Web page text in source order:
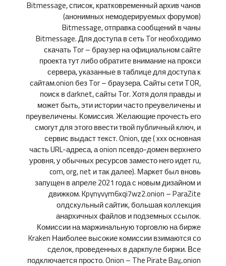
Bitmessage, список, кратковременный архив чанов
(анонимных немодерируемых форумов)
Bitmessage, отправка сообщений в чаны
Bitmessage. Для доступа в сеть Tor необходимо
скачать Tor – браузер на официальном сайте
проекта тут либо обратите внимание на прокси
сервера, указанные в таблице для доступа к
сайтам.onion без Tor – браузера. Сайты сети TOR,
поиск в darknet, сайты Tor. Хотя доля правды и
может быть, эти истории часто преувеличены и
преувеличены. Комиссия. Желающие прочесть его
смогут для этого ввести твой публичный ключ, и
сервис выдаст текст. Onion, где ( xxx основная
часть URL-адреса, а onion псевдо-домен верхнего
уровня, у обычных ресурсов заместо него идет ru,
com, org, net и так далее). Маркет был вновь
запущен в апреле 2021 года с новым дизайном и
движком. Kpynyvym6xqi7wz2.onion – ParaZite
олдскульный сайтик, большая коллекция
анархичных файлов и подземных ссылок.
Комиссии на маржинальную торговлю на бирже
Kraken Наиболее высокие комиссии взимаются со
сделок, проведенных в даркпуле биржи. Все
подключается просто. Onion – The Pirate Bay,.onion